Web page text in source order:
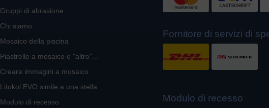
Gruppi di abrasione
Chi siamo
Mosaico della piscina
Piastrelle a mosaico e "altro"...
Creare immagini a mosaico
Litokol EVO simile a una stella
Modulo di recesso
Fornitore di servizi di
Modulo di recesso